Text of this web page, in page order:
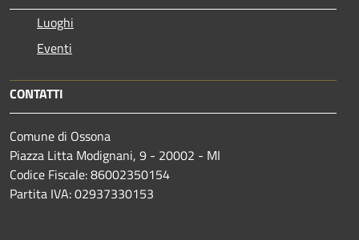
Luoghi
Eventi
CONTATTI
Comune di Ossona
Piazza Litta Modignani, 9 - 20002 - MI
Codice Fiscale: 86002350154
Partita IVA: 02937330153